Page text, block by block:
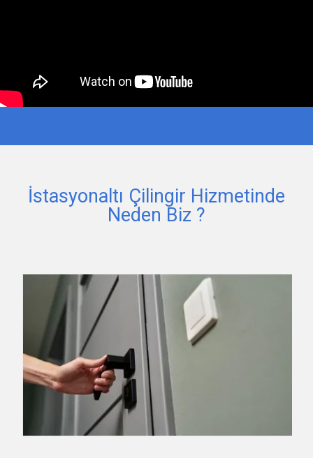
İstasyonaltı Çilingir Hizmetinde
Neden Biz ?